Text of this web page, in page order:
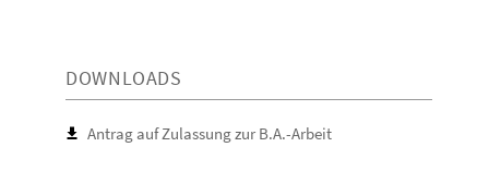
DOWNLOADS
Antrag auf Zulassung zur B.A.-Arbeit